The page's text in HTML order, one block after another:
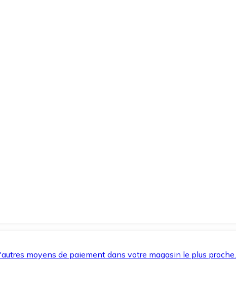
moyens de paiement dans votre magasin le plus proche.